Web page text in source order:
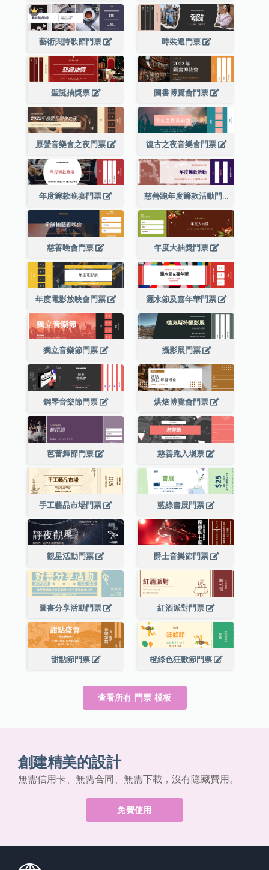
藝術與詩歌節門票 時裝週門票
聖誕抽獎票 圖書博覽會門票
原聲音樂會之夜門票 復古之夜音樂會門票
年度籌款晚宴門票 慈善跑年度籌款活動門票
慈善晚會門票 年度大抽獎門票
年度電影放映會門票 灑水節及嘉年華門票
獨立音樂節門票 攝影展門票
鋼琴音樂節門票 烘焙博覽會門票
芭蕾舞節門票 慈善跑入埸票
手工藝品市場門票 藍綠書展門票
觀星活動門票 爵士音樂節門票
圖書分享活動門票 紅酒派對門票
甜點節門票 橙綠色狂歡節門票
查看所有 門票 模板
創建精美的設計
無需信用卡、無需合同、無需下載，沒有隱藏費用。
免費使用